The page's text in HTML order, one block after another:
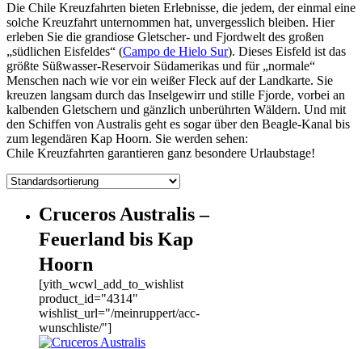
Die Chile Kreuzfahrten bieten Erlebnisse, die jedem, der einmal eine
solche Kreuzfahrt unternommen hat, unvergesslich bleiben. Hier
erleben Sie die grandiose Gletscher- und Fjordwelt des großen
„südlichen Eisfeldes“ (Campo de Hielo Sur). Dieses Eisfeld ist das
größte Süßwasser-Reservoir Südamerikas und für „normale“
Menschen nach wie vor ein weißer Fleck auf der Landkarte. Sie
kreuzen langsam durch das Inselgewirr und stille Fjorde, vorbei an
kalbenden Gletschern und gänzlich unberührten Wäldern. Und mit
den Schiffen von Australis geht es sogar über den Beagle-Kanal bis
zum legendären Kap Hoorn. Sie werden sehen:
Chile Kreuzfahrten garantieren ganz besondere Urlaubstage!
Cruceros Australis –
Feuerland bis Kap
Hoorn
[yith_wcwl_add_to_wishlist
product_id="4314"
wishlist_url="/meinruppert/acc-
wunschliste/"]